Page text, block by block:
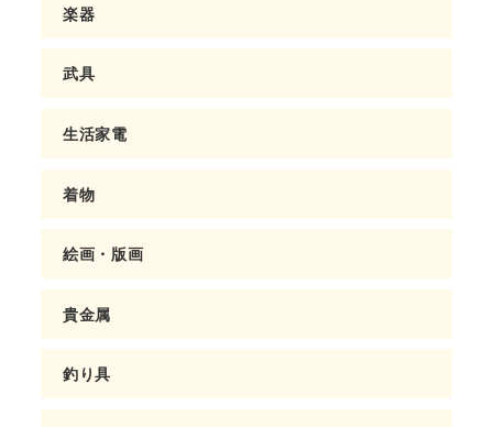
楽器
武具
生活家電
着物
絵画・版画
貴金属
釣り具